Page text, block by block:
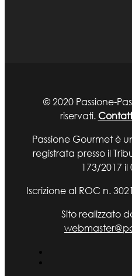
© 2020 Passione-
riservati.
Passione Gourmet è
registrata presso il
173/2017
Iscrizione al ROC n.
Sito realizzato